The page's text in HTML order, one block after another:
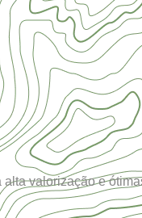
valorização e